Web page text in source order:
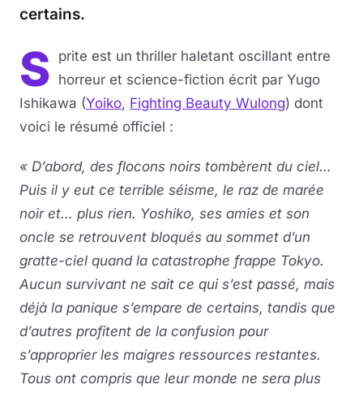
certains.
S prite est un thriller haletant oscillant entre
horreur et science-fiction écrit par Yugo
Ishikawa (Yoiko, Fighting Beauty Wulong) dont
voici le résumé officiel :
« D’abord, des flocons noirs tombèrent du ciel…
Puis il y eut ce terrible séisme, le raz de marée
noir et… plus rien. Yoshiko, ses amies et son
oncle se retrouvent bloqués au sommet d’un
gratte-ciel quand la catastrophe frappe Tokyo.
Aucun survivant ne sait ce qui s’est passé, mais
déjà la panique s’empare de certains, tandis que
d’autres profitent de la confusion pour
s’approprier les maigres ressources restantes.
Tous ont compris que leur monde ne sera plus